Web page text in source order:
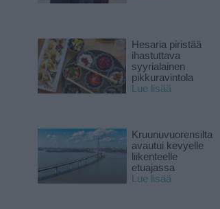
Hesaria piristää
ihastuttava
syyrialainen
pikkuravintola
Lue lisää
Kruunuvuorensilta
avautui kevyelle
liikenteelle
etuajassa
Lue lisää